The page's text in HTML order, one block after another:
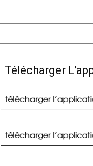
Télécharger